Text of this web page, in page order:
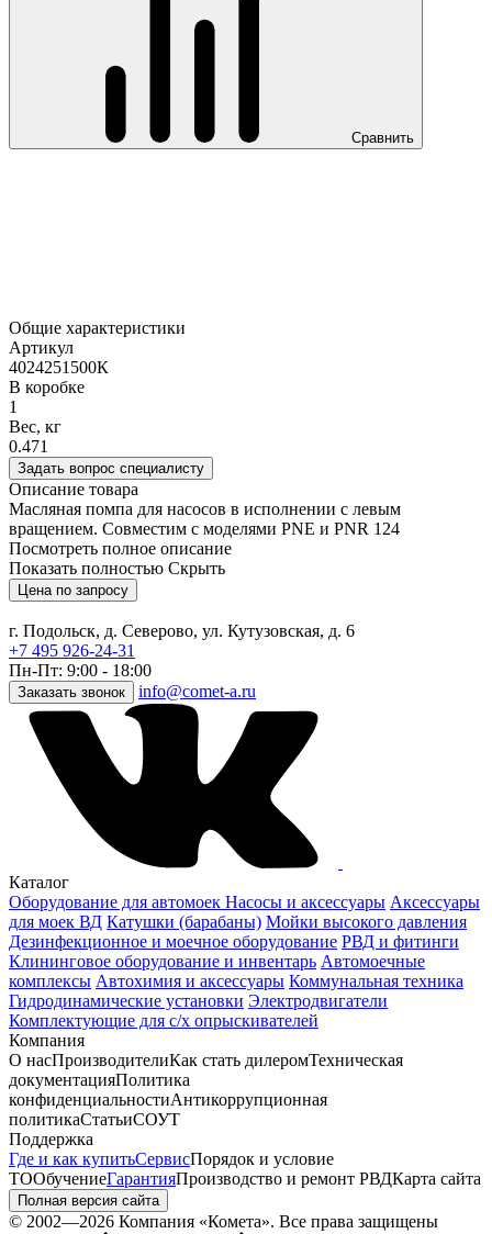
Сравнить
Общие характеристики
Артикул
4024251500К
В коробке
1
Вес, кг
0.471
Задать вопрос специалисту
Описание товара
Масляная помпа для насосов в исполнении с левым
вращением. Совместим с моделями PNE и PNR 124
Посмотреть полное описание
Показать полностью Скрыть
Цена по запросу
г. Подольск, д. Северово, ул. Кутузовская, д. 6
+7 495 926-24-31
Пн-Пт: 9:00 - 18:00
Заказать звонок info@comet-a.ru
Каталог
Оборудование для автомоек Насосы и аксессуары Аксессуары
для моек ВД Катушки (барабаны) Мойки высокого давления
Дезинфекционное и моечное оборудование РВД и фитинги
Клининговое оборудование и инвентарь Автомоечные
комплексы Автохимия и аксессуары Коммунальная техника
Гидродинамические установки Электродвигатели
Комплектующие для с/х опрыскивателей
Компания
О насПроизводителиКак стать дилеромТехническая
документацияПолитика
конфиденциальностиАнтикоррупционная
политикаСтатьиСОУТ
Поддержка
Где и как купитьСервисПорядок и условие
ТООбучениеГарантияПроизводство и ремонт РВДКарта сайта
Полная версия сайта
© 2002—2026 Компания «Комета». Все права защищены